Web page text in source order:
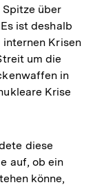
über
ist deshalb
Krisen
um die
in
Krise
diese
auf, ob ein
könne,